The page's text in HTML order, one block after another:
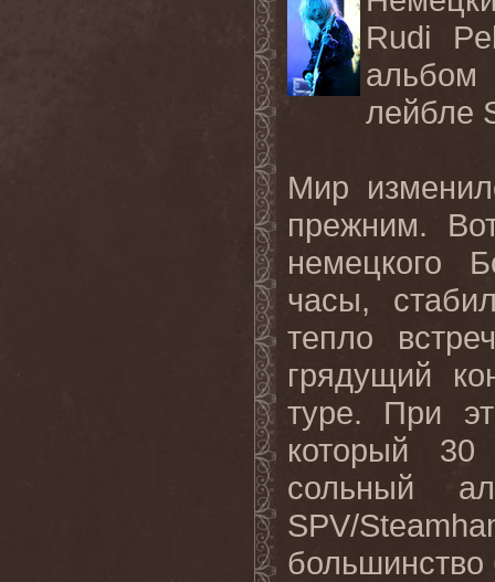
Rudi
альбом
лейбле
Мир
прежним.
немецкого
часы,
тепло
грядущий
туре. При
который
сольный
SPV/
большинство